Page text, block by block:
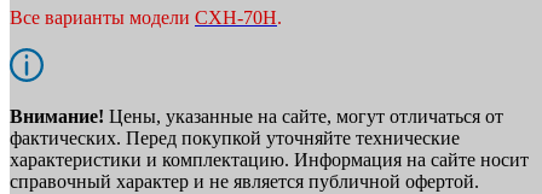
Все варианты модели СХН-70Н.
Внимание! Цены, указанные на сайте, могут отличаться от
фактических. Перед покупкой уточняйте технические
характеристики и комплектацию. Информация на сайте носит
справочный характер и не является публичной офертой.